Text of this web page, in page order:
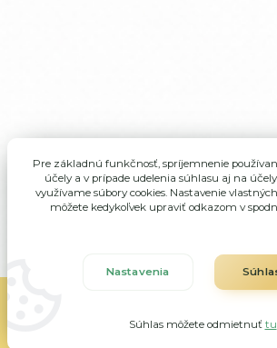
Eshop-
Pre základnú funkčnosť, spríjemnenie
účely a v prípade udelenia súhlasu aj na
využívame súbory cookies. Nastavenie
môžete kedykoľvek upraviť odkazom v
Nastavenia
Súhlas môžete odmietnuť tu